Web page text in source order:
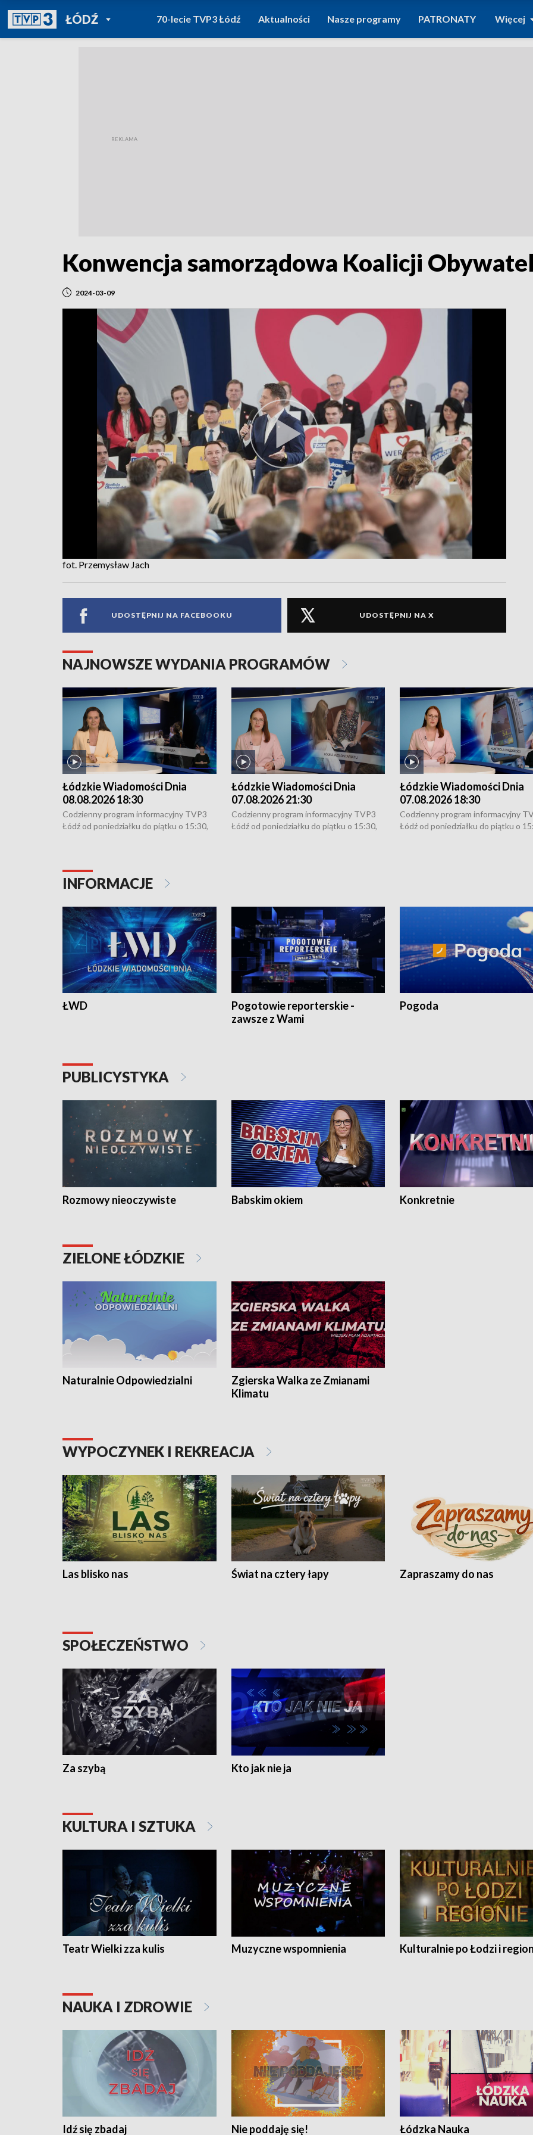
ŁÓDŹPOWRÓT DO
TVP REGIONY
70-lecie TVP3 Łódź Aktualności Nasze programy PATRONATY Więcej
Konwencja samorządowa Koalicji
2024-03-09
fot. Przemysław Jach
UDOSTĘPNIJ NA FACEBOOKU UDOSTĘPNIJ NA X
NAJNOWSZE WYDANIA PROGRAMÓW
Łódzkie Wiadomości Dnia
08.08.2026 18:30
Codzienny program informacyjny TVP3
Łódź od poniedziałku do piątku o 15:30,
Łódzkie Wiadomości Dnia
07.08.2026 21:30
Codzienny program informacyjny TVP3
Łódź od poniedziałku do piątku o 15:30,
Łódzkie Wiadomości Dnia
07.08.2026 18:30
Codzienny program informacyjny
Łódź od poniedziałku do piątku o
INFORMACJE
ŁWD
Pogotowie reporterskie -
zawsze z Wami
Pogoda
PUBLICYSTYKA
Rozmowy nieoczywiste Babskim okiem Konkretnie
ZIELONE ŁÓDZKIE
Naturalnie Odpowiedzialni
Zgierska Walka ze Zmianami
Klimatu
WYPOCZYNEK I REKREACJA
Las blisko nas Świat na cztery łapy Zapraszamy do nas
SPOŁECZEŃSTWO
Za szybą Kto jak nie ja
KULTURA I SZTUKA
Teatr Wielki zza kulis Muzyczne wspomnienia Kulturalnie po Łodzi i
NAUKA I ZDROWIE
Idź się zbadaj Nie poddaję się! Łódzka Nauka